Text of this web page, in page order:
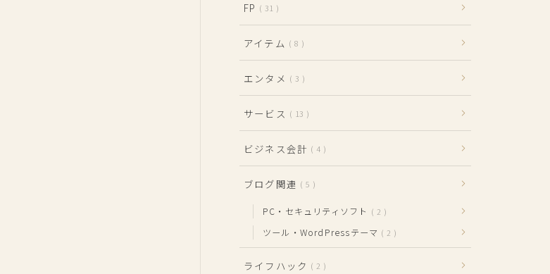
FP 31
アイテム 8
エンタメ 3
サービス 13
ビジネス会計 4
ブログ関連 5
PC・セキュリティソフト 2
ツール・WordPressテーマ 2
ライフハック 2